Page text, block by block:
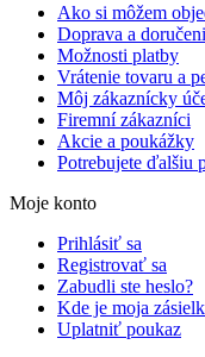
Ako si môžem
Doprava a
Možnosti platby
Vrátenie tovaru a
Môj zákaznícky
Firemní zákazníci
Akcie a poukážky
Potrebujete ďalšiu
Moje konto
Prihlásiť sa
Registrovať sa
Zabudli ste heslo?
Kde je moja
Uplatniť poukaz